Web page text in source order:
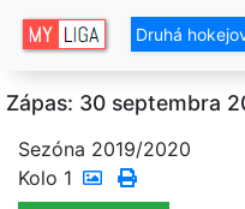
Druhá
Zápas: 30 septembra
Sezóna 2019/2020
Kolo 1